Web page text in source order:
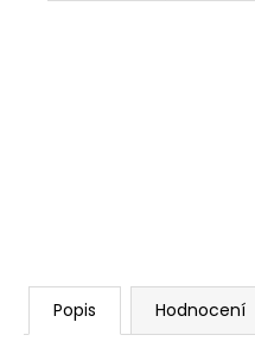
Popis Hodnocení